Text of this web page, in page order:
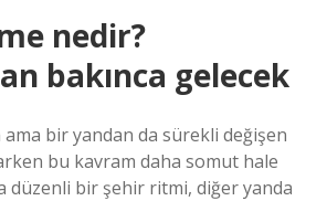
nedir?
bakınca gelecek
ama bir yandan da sürekli değişen
bu kavram daha somut hale
düzenli bir şehir ritmi, diğer yanda